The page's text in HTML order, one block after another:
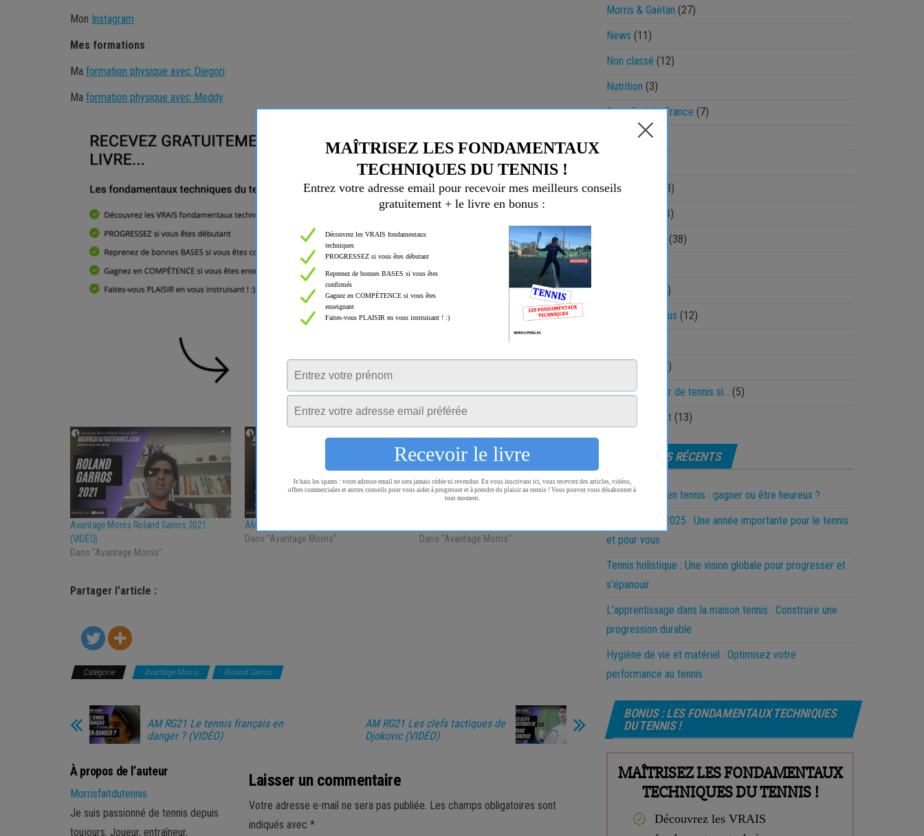
Mon Instagram
Mes formations :
Ma formation physique avec Diegori
Ma formation physique avec Meddy
Avantage Morris Roland Garros 2021
(VIDÉO)
Dans "Avantage Morris"
AM RG21 Le mental de Djokovic (VIDÉO)
Dans "Avantage Morris"
Dans "Avantage Morris"
Partager l'article :
Catégorie Avantage Morris Roland Garros
AM RG21 Le tennis français en
danger ? (VIDÉO)
AM RG21 Les clefs tactiques de
Djokovic (VIDÉO)
À propos de l’auteur
Morrisfaitdutennis
Je suis passionné de tennis depuis
toujours. Joueur, entraîneur,
Laisser un commentaire
Votre adresse e-mail ne sera pas publiée. Les champs obligatoires sont
indiqués avec *
Morris & Gaëtan (27)
News (11)
Non classé (12)
Nutrition (3)
Open Sud de France (7)
Paradoxes(8)
Ramasseur
(13)
(14)
(38)
(64)
Tennis pour tous (12)
Trickshots
(13)
Tu es un joueur de tennis si… (5)
WolfMovement (13)
ARTICLES RÉCENTS
La motivation en tennis : gagner ou être heureux ?
Bonne année 2025 : Une année importante pour le tennis
et pour vous
Tennis holistique : Une vision globale pour progresser et
s’épanouir
L’apprentissage dans la maison tennis : Construire une
progression durable
Hygiène de vie et matériel : Optimisez votre
performance au tennis
BONUS : LES FONDAMENTAUX TECHNIQUES
DU TENNIS !